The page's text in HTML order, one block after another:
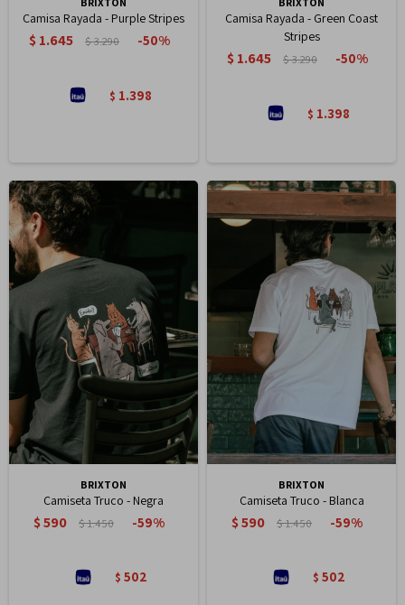
Camisa Rayada - Purple Stripes
$ 1.645 $3.290 50
$ 1.398
Camisa Rayada - Green Coast
Stripes
$ 1.645 $3.290 50
$ 1.398
BRIXTON
Camiseta Truco - Negra
$590 $1.450 59
$ 502
BRIXTON
Camiseta Truco - Blanca
$590 $1.450 59
$ 502